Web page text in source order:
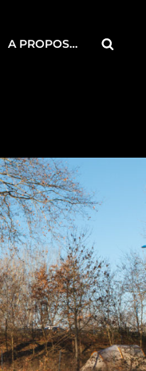
A PROPOS…